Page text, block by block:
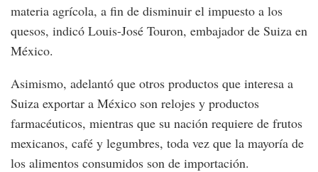
materia agrícola, a fin de disminuir el impuesto a los
quesos, indicó Louis-José Touron, embajador de Suiza en
México.
Asimismo, adelantó que otros productos que interesa a
Suiza exportar a México son relojes y productos
farmacéuticos, mientras que su nación requiere de frutos
mexicanos, café y legumbres, toda vez que la mayoría de
los alimentos consumidos son de importación.